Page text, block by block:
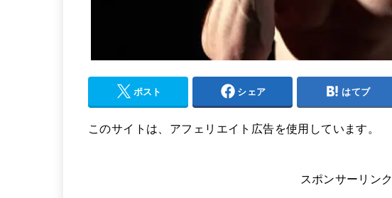
ポスト シェア はてブ
このサイトは、アフェリエイト広告を使用しています。
スポンサーリンク